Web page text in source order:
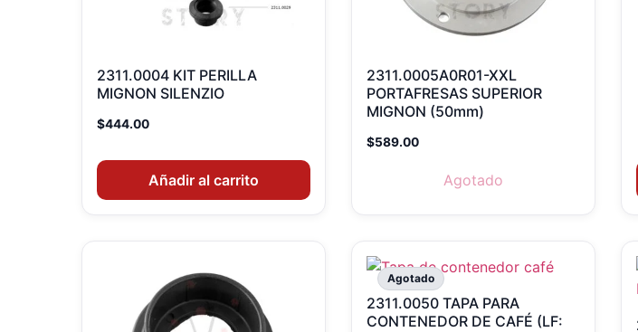
2311.0004 KIT PERILLA
MIGNON SILENZIO
$444.00
Añadir al carrito
2311.0005A0R01-XXL
PORTAFRESAS SUPERIOR
MIGNON (50mm)
$589.00
Agotado
Agotado
2311.0050 TAPA PARA
CONTENEDOR DE CAFÉ (LF: